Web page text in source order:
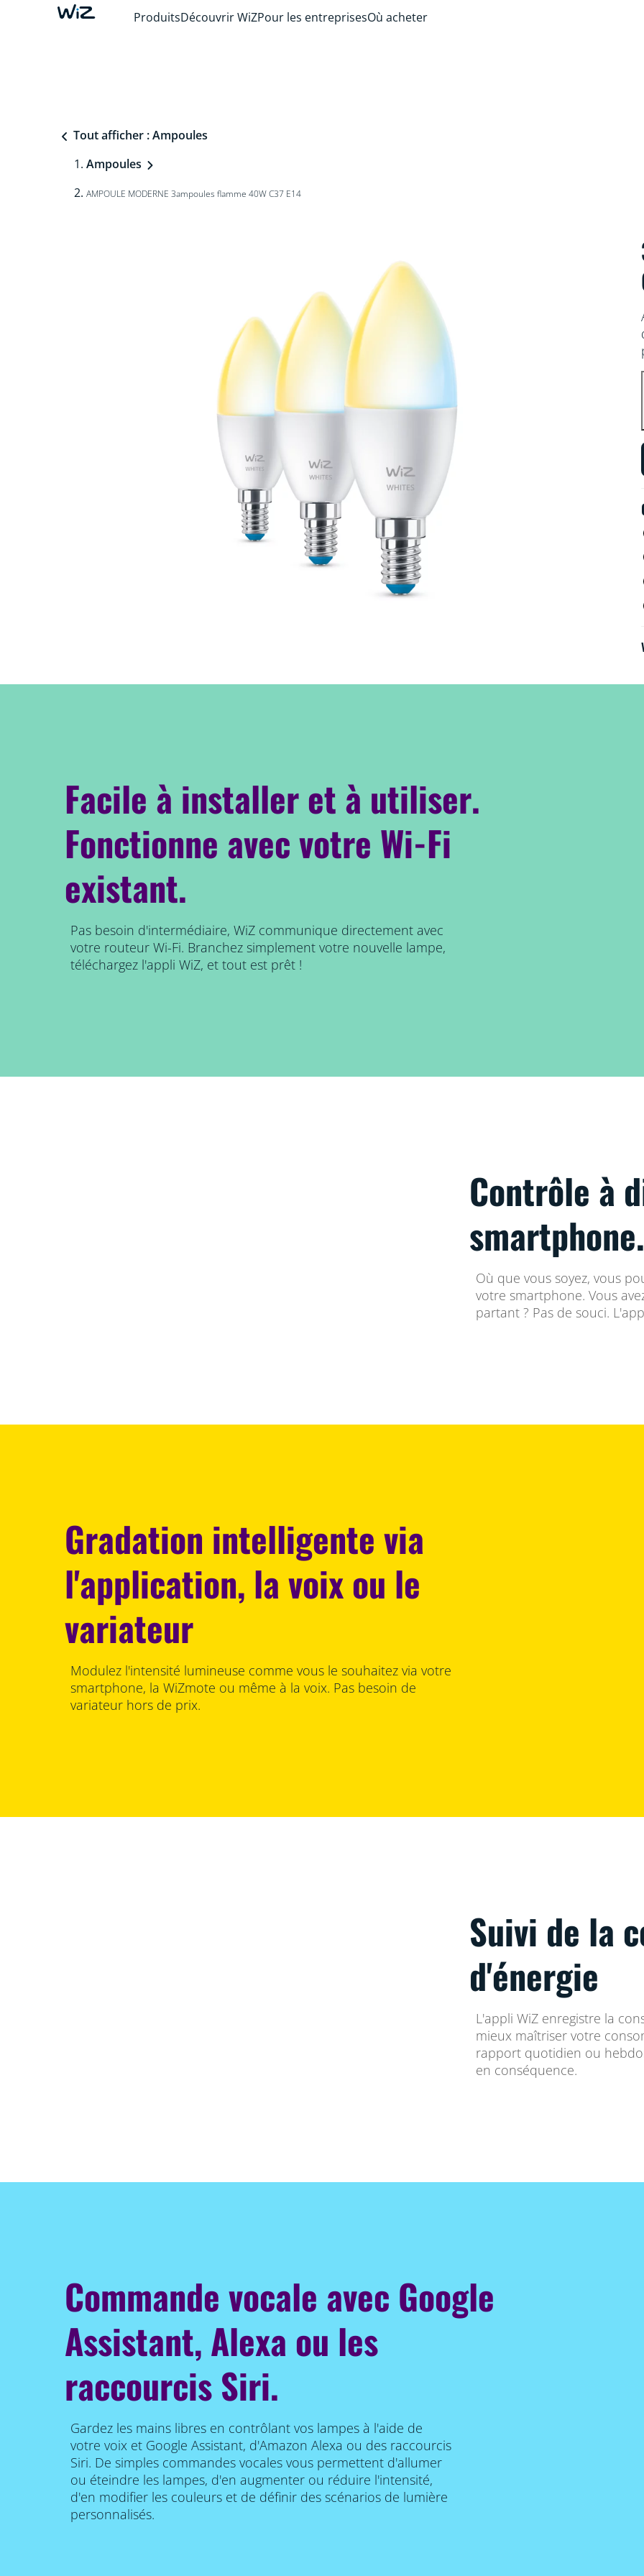
ProduitsDécouvrir WiZPour les entreprisesOù acheter
Tout afficher : Ampoules
Ampoules
AMPOULE MODERNE 3ampoules flamme 40W C37 E14
Facile à installer et à utiliser.
Fonctionne avec votre Wi-Fi
existant.
Pas besoin d'intermédiaire, WiZ communique directement avec
votre routeur Wi-Fi. Branchez simplement votre nouvelle lampe,
téléchargez l'appli WiZ, et tout est prêt !
Contrôle à
smartphone.
Où que vous soyez, vous
votre smartphone. Vous
partant ? Pas de souci.
Gradation intelligente via
l'application, la voix ou le
variateur
Modulez l'intensité lumineuse comme vous le souhaitez via votre
smartphone, la WiZmote ou même à la voix. Pas besoin de
variateur hors de prix.
Suivi de la
d'énergie
L'appli WiZ enregistre la
mieux maîtriser votre
rapport quotidien ou
en conséquence.
Commande vocale avec Google
Assistant, Alexa ou les
raccourcis Siri.
Gardez les mains libres en contrôlant vos lampes à l'aide de
votre voix et Google Assistant, d'Amazon Alexa ou des raccourcis
Siri. De simples commandes vocales vous permettent d'allumer
ou éteindre les lampes, d'en augmenter ou réduire l'intensité,
d'en modifier les couleurs et de définir des scénarios de lumière
personnalisés.